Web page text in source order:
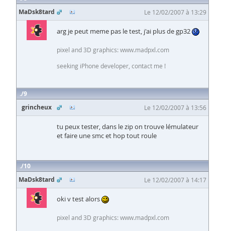
MaDsk8tard
Le 12/02/2007 à 13:29
arg je peut meme pas le test, j'ai plus de gp32
pixel and 3D graphics: www.madpxl.com
seeking iPhone developer, contact me !
9
grincheux
Le 12/02/2007 à 13:56
tu peux tester, dans le zip on trouve lémulateur
et faire une smc et hop tout roule
10
MaDsk8tard
Le 12/02/2007 à 14:17
oki v test alors
pixel and 3D graphics: www.madpxl.com